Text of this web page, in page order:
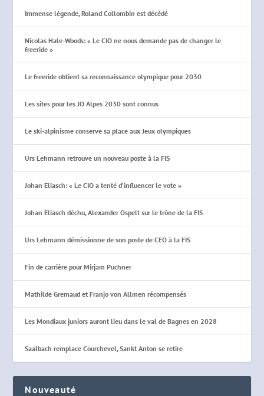
Immense légende, Roland Collombin est décédé
Nicolas Hale-Woods: « Le CIO ne nous demande pas de changer le
freeride »
Le freeride obtient sa reconnaissance olympique pour 2030
Les sites pour les JO Alpes 2030 sont connus
Le ski-alpinisme conserve sa place aux Jeux olympiques
Urs Lehmann retrouve un nouveau poste à la FIS
Johan Eliasch: « Le CIO a tenté d’influencer le vote »
Johan Eliasch déchu, Alexander Ospelt sur le trône de la FIS
Urs Lehmann démissionne de son poste de CEO à la FIS
Fin de carrière pour Mirjam Puchner
Mathilde Gremaud et Franjo von Allmen récompensés
Les Mondiaux juniors auront lieu dans le val de Bagnes en 2028
Saalbach remplace Courchevel, Sankt Anton se retire
Nouveauté